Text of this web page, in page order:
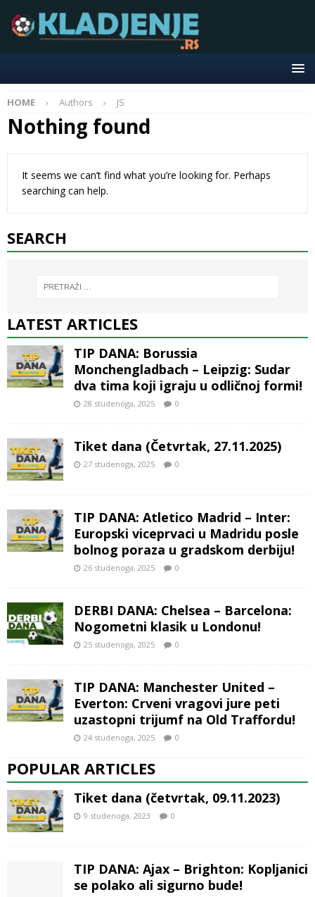
HOME Authors JS
Nothing found
It seems we can’t find what you’re looking for. Perhaps
searching can help.
SEARCH
LATEST ARTICLES
TIP DANA: Borussia
Monchengladbach – Leipzig: Sudar
dva tima koji igraju u odličnoj formi!
28 studenoga, 2025 0
Tiket dana (Četvrtak, 27.11.2025)
27 studenoga, 2025 0
TIP DANA: Atletico Madrid – Inter:
Europski viceprvaci u Madridu posle
bolnog poraza u gradskom derbiju!
26 studenoga, 2025 0
DERBI DANA: Chelsea – Barcelona:
Nogometni klasik u Londonu!
25 studenoga, 2025 0
TIP DANA: Manchester United –
Everton: Crveni vragovi jure peti
uzastopni trijumf na Old Traffordu!
24 studenoga, 2025 0
POPULAR ARTICLES
Tiket dana (četvrtak, 09.11.2023)
9 studenoga, 2023 0
TIP DANA: Ajax – Brighton: Kopljanici
se polako ali sigurno bude!